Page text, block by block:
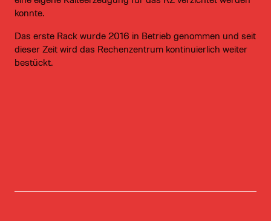
konnte.
Das erste Rack wurde 2016 in Betrieb genommen und seit
dieser Zeit wird das Rechenzentrum kontinuierlich weiter
bestückt.